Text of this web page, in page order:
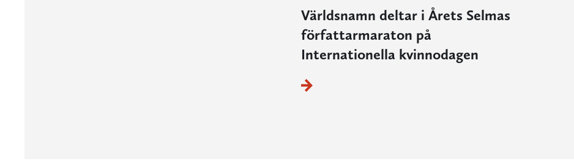
Världsnamn deltar i Årets Selmas
författarmaraton på
Internationella kvinnodagen